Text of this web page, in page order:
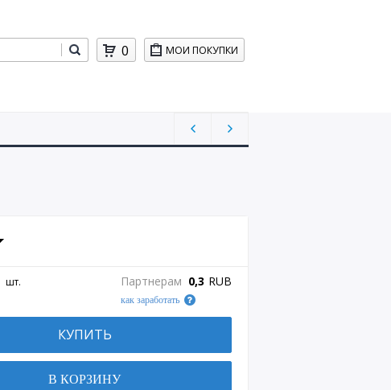
МОИ ПОКУПКИ
0
шт. Партнерам 0,3 RUB
как заработать
КУПИТЬ
В КОРЗИНУ